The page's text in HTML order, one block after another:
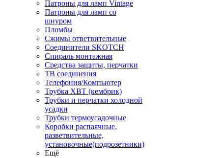
Патроны для ламп Vintage
Патроны для ламп со
шнуром
Пломбы
Сжимы ответвительные
Соединители SKOTCH
Спираль монтажная
Средства защиты, перчатки
ТВ соединения
Телефония/Компьютер
Трубка ХВТ (кембрик)
Трубки и перчатки холодной
усадки
Трубки термоусадочные
Коробки распаячные,
разветвительные,
установочные(подрозетники)
Ещё